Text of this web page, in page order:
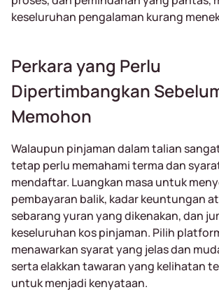
keseluruhan pengalaman kurang
Perkara yang Perlu
Dipertimbangkan
Memohon
Walaupun pinjaman dalam talian
tetap perlu memahami terma dan
mendaftar. Luangkan masa untuk
pembayaran balik, kadar keuntungan
sebarang yuran yang dikenakan, dan
keseluruhan kos pinjaman. Pilih
menawarkan syarat yang jelas dan
serta elakkan tawaran yang kelihatan
untuk menjadi kenyataan.